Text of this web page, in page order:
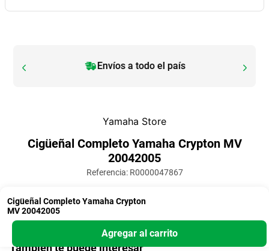
Envíos a todo el país
Yamaha Store
Cigüeñal Completo Yamaha Crypton MV
20042005
Referencia: R0000047867
Cigüeñal Completo Yamaha Crypton
MV 20042005
Agregar al carrito
También te puede interesar